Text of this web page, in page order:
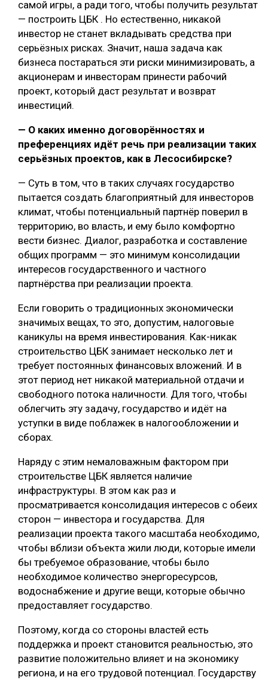
самой игры, а ради того, чтобы получить результат
— построить ЦБК . Но естественно, никакой
инвестор не станет вкладывать средства при
серьёзных рисках. Значит, наша задача как
бизнеса постараться эти риски минимизировать, а
акционерам и инвесторам принести рабочий
проект, который даст результат и возврат
инвестиций.
— О каких именно договорённостях и
преференциях идёт речь при реализации таких
серьёзных проектов, как в Лесосибирске?
— Суть в том, что в таких случаях государство
пытается создать благоприятный для инвесторов
климат, чтобы потенциальный партнёр поверил в
территорию, во власть, и ему было комфортно
вести бизнес. Диалог, разработка и составление
общих программ — это минимум консолидации
интересов государственного и частного
партнёрства при реализации проекта.
Если говорить о традиционных экономически
значимых вещах, то это, допустим, налоговые
каникулы на время инвестирования. Как-никак
строительство ЦБК занимает несколько лет и
требует постоянных финансовых вложений. И в
этот период нет никакой материальной отдачи и
свободного потока наличности. Для того, чтобы
облегчить эту задачу, государство и идёт на
уступки в виде поблажек в налогообложении и
сборах.
Наряду с этим немаловажным фактором при
строительстве ЦБК является наличие
инфраструктуры. В этом как раз и
просматривается консолидация интересов с обеих
сторон — инвестора и государства. Для
реализации проекта такого масштаба необходимо,
чтобы вблизи объекта жили люди, которые имели
бы требуемое образование, чтобы было
необходимое количество энергоресурсов,
водоснабжение и другие вещи, которые обычно
предоставляет государство.
Поэтому, когда со стороны властей есть
поддержка и проект становится реальностью, это
развитие положительно влияет и на экономику
региона, и на его трудовой потенциал. Государству